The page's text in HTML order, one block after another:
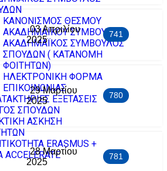
ΚΑΝΟΝΙΣΜΟΣ ΘΕΣΜΟΥ
ΑΚΑΔΗΜΑΪΚΟΥ ΣΥΜΒΟΥΛΟΥ
ΑΚΑΔΗΜΑΪΚΟΣ ΣΥΜΒΟΥΛΟΣ
ΣΠΟΥΔΩΝ ( ΚΑΤΑΝΟΜΗ
ΦΟΙΤΗΤΩΝ)
ΗΛΕΚΤΡΟΝΙΚΗ ΦΟΡΜΑ
ΕΠΙΚΟΙΝΩΝΙΑΣ
ΕΞΕΤΑΣΕΙΣ
ΣΠΟΥΔΩΝ
ΑΣΚΗΣΗ
ERASMUS +
ACCELERATE
03 Απριλίου
2025
741
29 Μαρτίου
2025
780
28 Μαρτίου
2025
781